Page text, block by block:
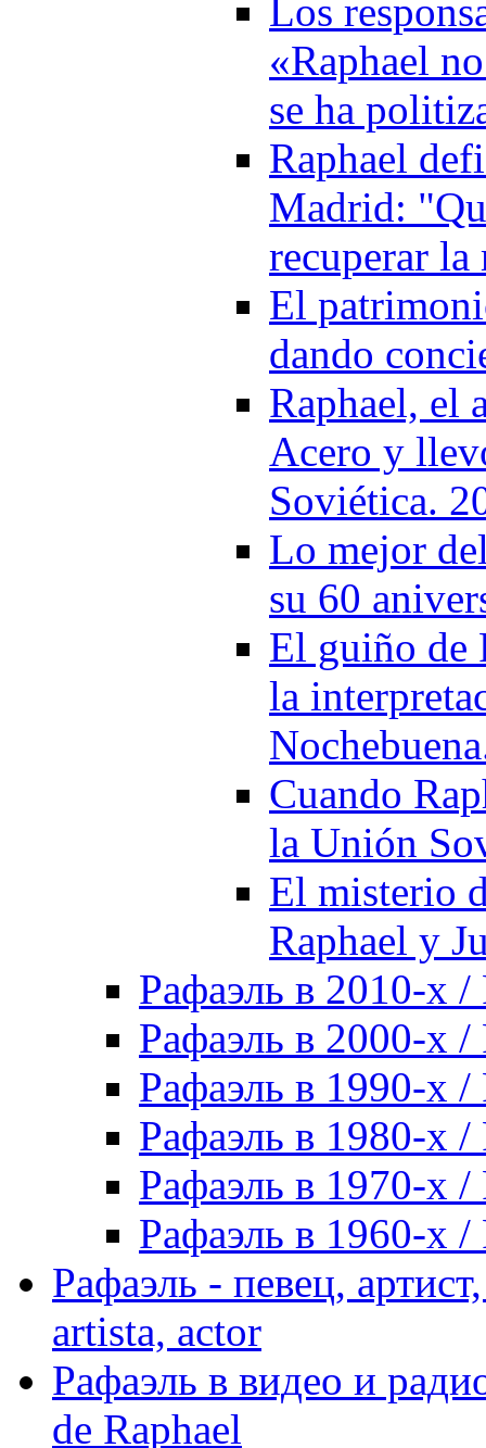
Los
«Raphael
se ha
Raphael
Madrid:
recuperar
El
dando
Raphael, el
Acero y
Soviética.
Lo mejor
su 60
El guiño de
la
Cuando
la Unión
El misterio
Raphael y
Рафаэль в 2010-х /
Рафаэль в 2000-х /
Рафаэль в 1990-х /
Рафаэль в 1980-х /
Рафаэль в 1970-х /
Рафаэль в 1960-х /
Рафаэль - певец,
artista, actor
Рафаэль в видео и
de Raphael